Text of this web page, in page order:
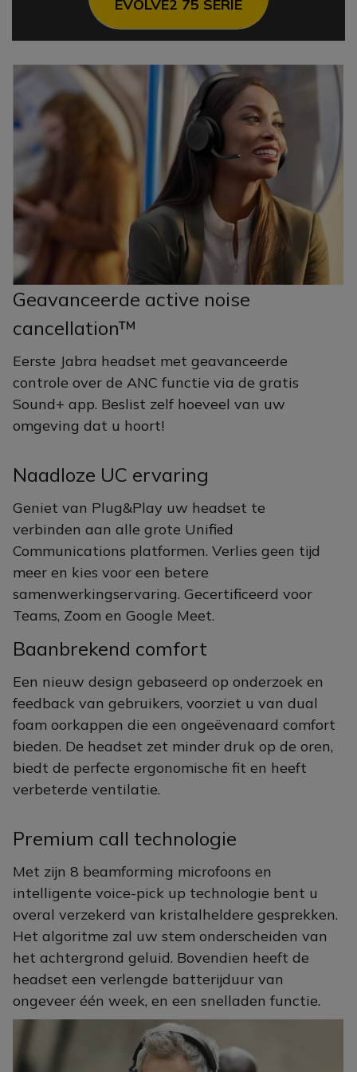
EVOLVE2 75 SERIE
Geavanceerde active noise
cancellation™
Eerste Jabra headset met geavanceerde
controle over de ANC functie via de gratis
Sound+ app. Beslist zelf hoeveel van uw
omgeving dat u hoort!
Naadloze UC ervaring
Geniet van Plug&Play uw headset te
verbinden aan alle grote Unified
Communications platformen. Verlies geen tijd
meer en kies voor een betere
samenwerkingservaring. Gecertificeerd voor
Teams, Zoom en Google Meet.
Baanbrekend comfort
Een nieuw design gebaseerd op onderzoek en
feedback van gebruikers, voorziet u van dual
foam oorkappen die een ongeëvenaard comfort
bieden. De headset zet minder druk op de oren,
biedt de perfecte ergonomische fit en heeft
verbeterde ventilatie.
Premium call technologie
Met zijn 8 beamforming microfoons en
intelligente voice-pick up technologie bent u
overal verzekerd van kristalheldere gesprekken.
Het algoritme zal uw stem onderscheiden van
het achtergrond geluid. Bovendien heeft de
headset een verlengde batterijduur van
ongeveer één week, en een snelladen functie.